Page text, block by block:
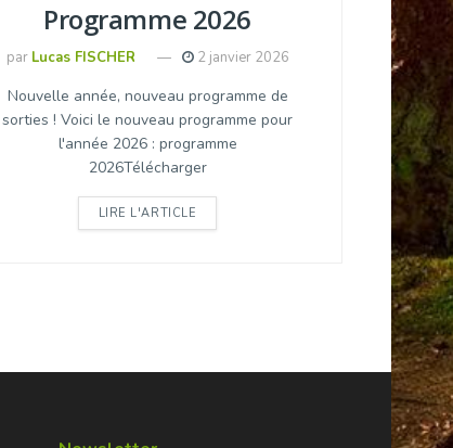
Programme 2026
par Lucas FISCHER 2 janvier 2026
Nouvelle année, nouveau programme de
sorties ! Voici le nouveau programme pour
l'année 2026 : programme
2026Télécharger
LIRE L'ARTICLE